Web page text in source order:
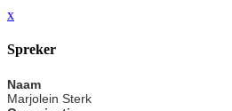
x
Spreker
Naam
Marjolein Sterk